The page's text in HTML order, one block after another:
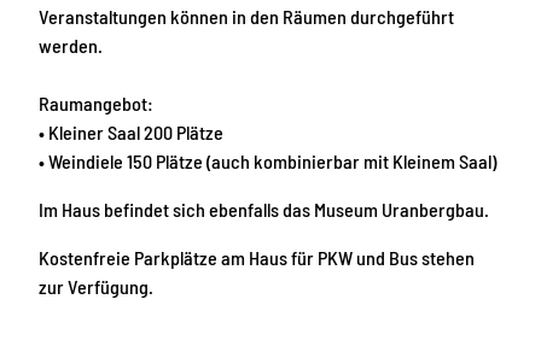
Veranstaltungen können in den Räumen durchgeführt
werden.
Raumangebot:
• Kleiner Saal 200 Plätze
• Weindiele 150 Plätze (auch kombinierbar mit Kleinem Saal)
Im Haus befindet sich ebenfalls das Museum Uranbergbau.
Kostenfreie Parkplätze am Haus für PKW und Bus stehen
zur Verfügung.